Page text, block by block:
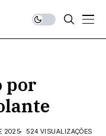
por
2025 524 VISUALIZAÇÕES